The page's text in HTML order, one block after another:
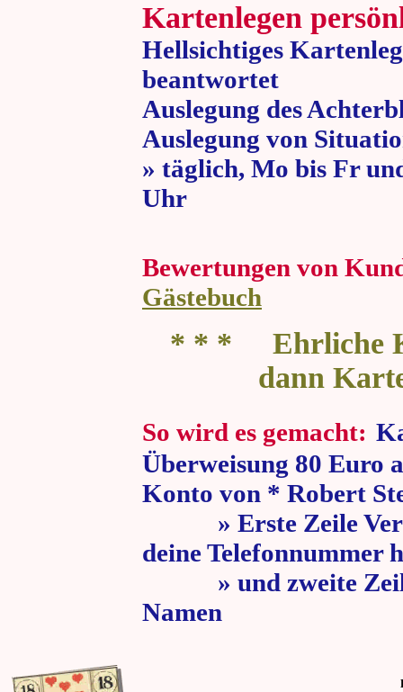
Kartenlegen
Hellsichtiges
beantwortet
Auslegung des
Auslegung von
» täglich, Mo bis Fr
Uhr » 80
Bewertungen von
Gästebuch
* * * Ehrliche
dann
So wird es gemacht:
Überweisung 80 Euro
Konto von * Robert
» Erste Zeile
deine Telefonnummer
» und zweite Zeile
Namen